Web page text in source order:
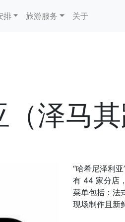
排 旅游服务 关于
泽马其
“哈希尼泽利
有 44 家分店
菜单包括：法
现场制作且新